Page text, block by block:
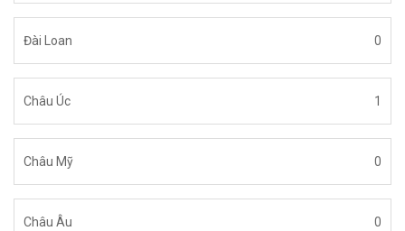
Đài Loan 0
Châu Úc 1
Châu Mỹ 0
Châu Âu 0